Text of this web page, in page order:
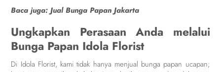
Baca juga:Jual Bunga Papan Jakarta
Ungkapkan Perasaan Anda melalui
Bunga Papan Idola Florist
Di Idola Florist, kami tidak hanya menjual bunga papan ucapan;